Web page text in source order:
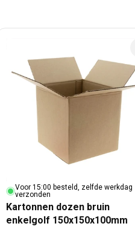
Voor 15:00 besteld, zelfde werkdag
verzonden
Kartonnen dozen bruin
enkelgolf 150x150x100mm